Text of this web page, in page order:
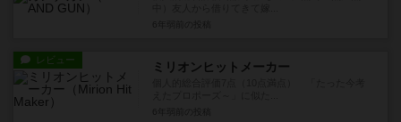
レビュー ミリオンヒットメーカー